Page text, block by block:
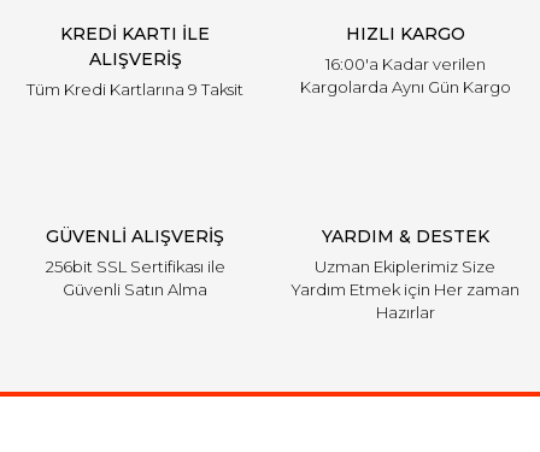
KREDİ KARTI İLE
ALIŞVERİŞ
Tüm Kredi Kartlarına 9 Taksit
HIZLI KARGO
16:00'a Kadar verilen
Kargolarda Aynı Gün Kargo
GÜVENLİ ALIŞVERİŞ
256bit SSL Sertifikası ile
Güvenli Satın Alma
YARDIM & DESTEK
Uzman Ekiplerimiz Size
Yardım Etmek için Her zaman
Hazırlar